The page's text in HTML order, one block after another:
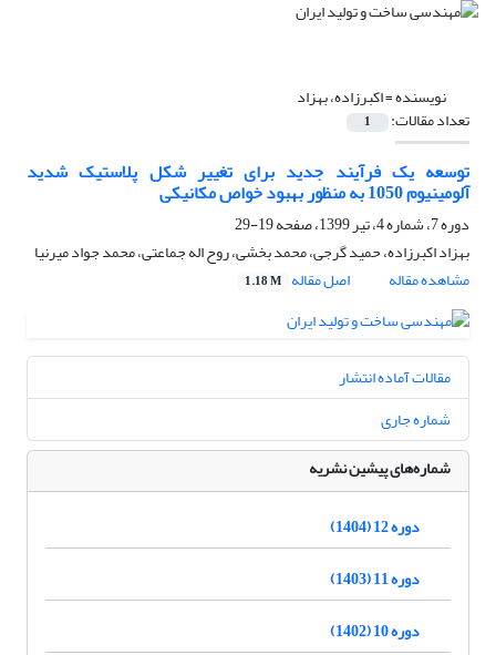
نویسنده =اکبرزاده، بهزاد
تعداد مقالات: 1
توسعه یک فرآیند جدید برای تغییر شکل پلاستیک شدید
آلومینیوم 1050 به منظور بهبود خواص مکانیکی
دوره 7، شماره 4، تیر 1399، صفحه
19-29
بهزاد اکبرزاده، حمید گرجی، محمد بخشی، روح اله جماعتی، محمد جواد میرنیا
مشاهده مقاله
اصل مقاله 1.18 M
مقالات آماده انتشار
شماره جاری
شماره‌های پیشین نشریه
دوره 12 (1404)
دوره 11 (1403)
دوره 10 (1402)